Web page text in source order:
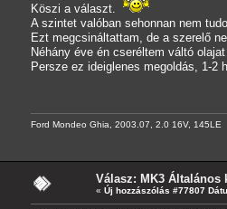
Köszi a választ.
A szintet valóban sehonnan nem
Ezt megcsináltattam, de a szerelő
Néhány éve én cseréltem váltó
Persze ez ideiglenes megoldás, 1-2
Ford Mondeo Ghia, 2003.07, 2.0 16V, 145LE
Válasz: MK3 Általános
« Új hozzászólás #77807